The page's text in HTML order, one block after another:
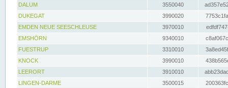
DALUM
3550040
DUKEGAT
3990020
EMDEN NEUE SEESCHLEUSE
3970010
EMSHÖRN
9340010
FUESTRUP
3310010
KNOCK
3990010
LEERORT
3910010
LINGEN-DARME
3500015